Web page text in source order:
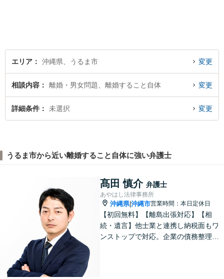
エリア 沖縄県、うるま市 変更
相談内容 離婚・男女問題、離婚すること自体 変更
詳細条件 未選択 変更
うるま市から近い離婚すること自体に強い弁護士
髙田 慎介 弁護士
あやはし法律事務所
沖縄県|沖縄市営業時間：本日定休日
【初回無料】【離島出張対応】【相
続・遺言】他士業と連携し納税面もワ
ンストップで対応。企業の債務整理も